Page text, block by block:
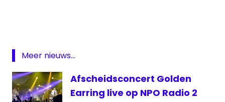
Radio
5
Radio
5
Meer nieuws...
Afscheidsconcert Golden
Earring live op NPO Radio 2